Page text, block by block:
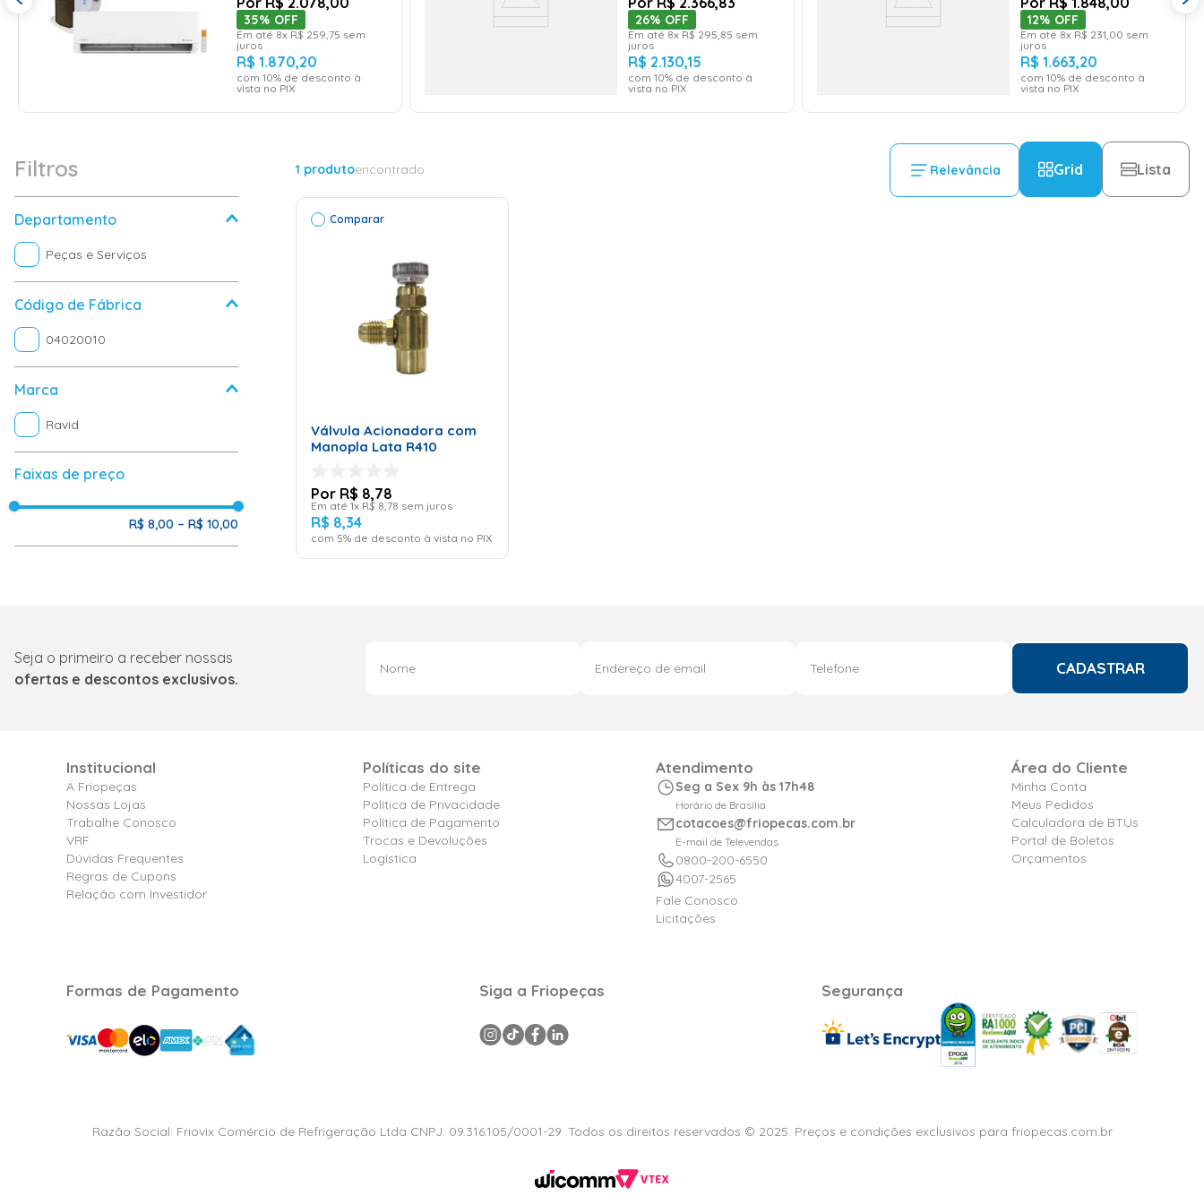
35% OFF
Em até 8x R$ 259,75 sem
juros
R$ 1.870,20
com 10% de desconto à
vista no PIX
26% OFF
Em até 8x R$ 295,85 sem
juros
R$ 2.130,15
com10% de desconto à
vista no PIX
12% OFF
Em até 8x R$ 231,00 sem
juros
R$ 1.663,20
com 10% de desconto à
vista no PIX
Filtros
Departamento
Peças e Serviços
Código de Fábrica
04020010
Marca
Ravid
Faixas de preço
R$ 8,00 – R$ 10,00
1 produtoencontrado Relevância Grid Lista
Comparar
Válvula Acionadora com
Manopla Lata R410
R$ 8,78
Em até 1x R$ 8 78 sem juros
R$ 8,34
com 5% de desconto à vista no PIX
Seja o primeiro a receber nossas
ofertas e descontos exclusivos.
CADASTRAR
Institucional
A Friopeças
Nossas Lojas
Trabalhe Conosco
VRF
Dúvidas Frequentes
Regras de Cupons
Relação com Investidor
Políticas do site
Política de Entrega
Política de Privacidade
Política de Pagamento
Trocas e Devoluções
Logística
Atendimento
Seg a Sex 9h às 17h48
Horário de Brasília
cotacoes@friopecas.com.br
E-mail de Televendas
0800-200-6550
4007-2565
Fale Conosco
Licitações
Área do Cliente
Minha Conta
Meus Pedidos
Calculadora de BTUs
Portal de Boletos
Orçamentos
Formas de Pagamento Siga a Friopeças Segurança
Razão Social: Friovix Comércio de Refrigeração Ltda CNPJ: 09.316.105/0001-29 .Todos os direitos reservados © 2025. Preços e condições exclusivos para friopecas.com.br